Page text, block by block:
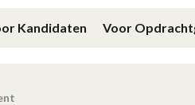
Kandidaten Voor